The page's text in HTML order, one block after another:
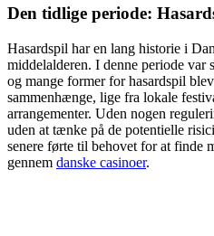
Den tidlige periode:
Hasardspil har en lang historie i
middelalderen. I denne periode var
og mange former for hasardspil
sammenhænge, lige fra lokale
arrangementer. Uden nogen
uden at tænke på de potentielle
senere førte til behovet for at finde
gennem danske casinoer.